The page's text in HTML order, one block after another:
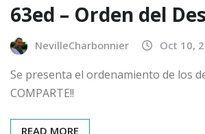
63ed – Orden del
NevilleCharbonnier Oct 10,
Se presenta el ordenamiento de los
COMPARTE!!
READ MORE